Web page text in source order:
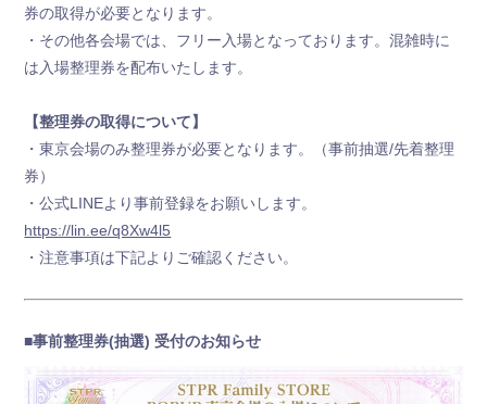
券の取得が必要となります。
・その他各会場では、フリー入場となっております。混雑時に
は入場整理券を配布いたします。
【整理券の取得について】
・東京会場のみ整理券が必要となります。（事前抽選/先着整理
券）
・公式LINEより事前登録をお願いします。
https://lin.ee/q8Xw4l5
・注意事項は下記よりご確認ください。
■事前整理券(抽選) 受付のお知らせ